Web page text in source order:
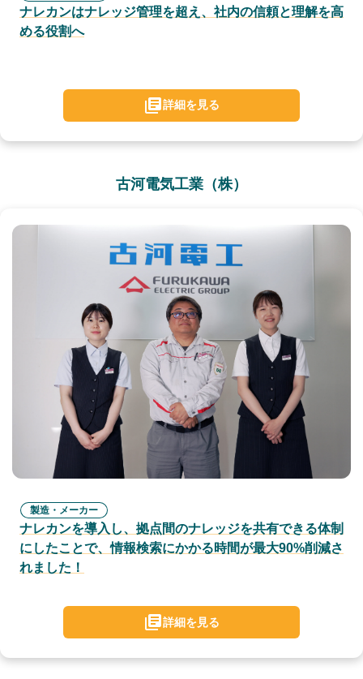
ナレカンはナレッジ管理を超え、社内の信頼と理解を高
める役割へ
詳細を見る
古河電気工業（株）
製造・メーカー
ナレカンを導入し、拠点間のナレッジを共有できる体制
にしたことで、情報検索にかかる時間が最大90%削減さ
れました！
詳細を見る